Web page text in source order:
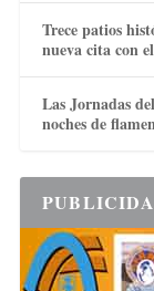
Trece patios
nueva cita con
Las Jornadas
noches de